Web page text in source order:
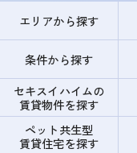
エリアから探す
条件から探す
セキスイハイムの
賃貸物件を探す
ペット共生型
賃貸住宅を探す